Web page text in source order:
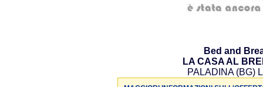
Bed and
LA CASA AL
PALADINA (BG)